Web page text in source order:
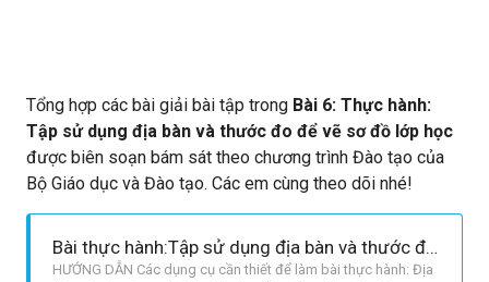
Tổng hợp các bài giải bài tập trong Bài 6: Thực hành:
Tập sử dụng địa bàn và thước đo để vẽ sơ đồ lớp học
được biên soạn bám sát theo chương trình Đào tạo của
Bộ Giáo dục và Đào tạo. Các em cùng theo dõi nhé!
Bài thực hành:Tập sử dụng địa bàn và thước đo để vẽ sơ đồ lớp học
HƯỚNG DẪN Các dụng cụ cần thiết để làm bài thực hành: Địa